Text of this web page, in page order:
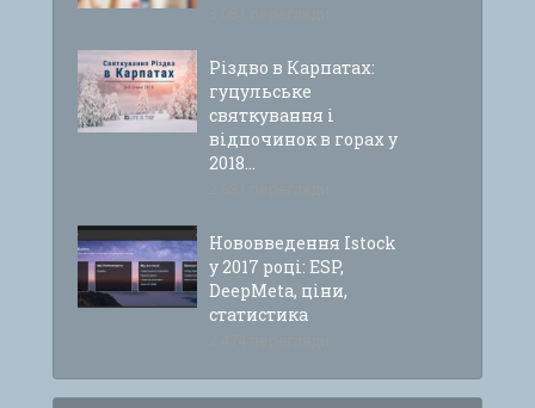
Різдво в Карпатах:
гуцульське
святкування і
відпочинок в горах у
2018...
Нововведення Istock
у 2017 році: ESP,
DeepMeta, ціни,
статистика